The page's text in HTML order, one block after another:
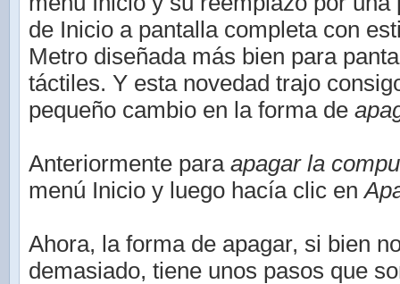
de Inicio a pantalla completa con
Metro diseñada más bien para
táctiles. Y esta novedad trajo
pequeño cambio en la forma de
Anteriormente para apagar la
menú Inicio y luego hacía clic en
Ahora, la forma de apagar, si bien
demasiado, tiene unos pasos que